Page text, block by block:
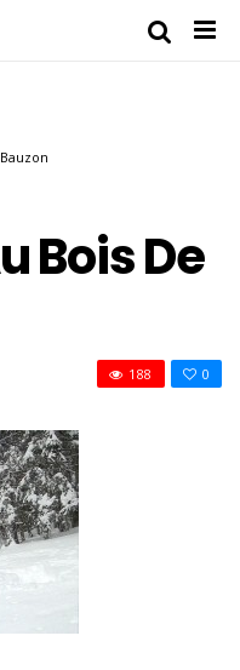
Bois De
0
188